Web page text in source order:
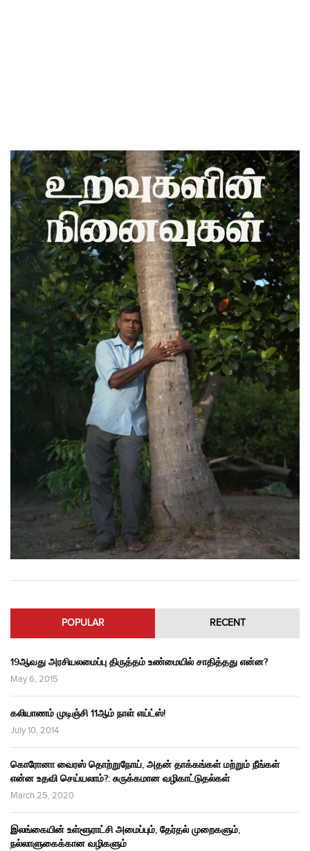
POPULAR RECENT
19ஆவது அரசியலமைப்பு திருத்தம் உண்மையில் சாதித்தது என்ன?
May 6, 2015
கலியாணம் முடிஞ்சி 11ஆம் நாள் எய்ட்ஸ்!
July 10, 2014
கொரோனா வைரஸ் தொற்றுநோய், அதன் தாக்கங்கள் மற்றும் நீங்கள்
என்ன உதவி செய்யலாம்?: சுருக்கமான வழிகாட்டுதல்கள்
March 25, 2020
இலங்கையின் உள்ளூராட்சி அமைப்பும், தேர்தல் முறைகளும்,
நல்லாளுகைக்கான வழிகளும்